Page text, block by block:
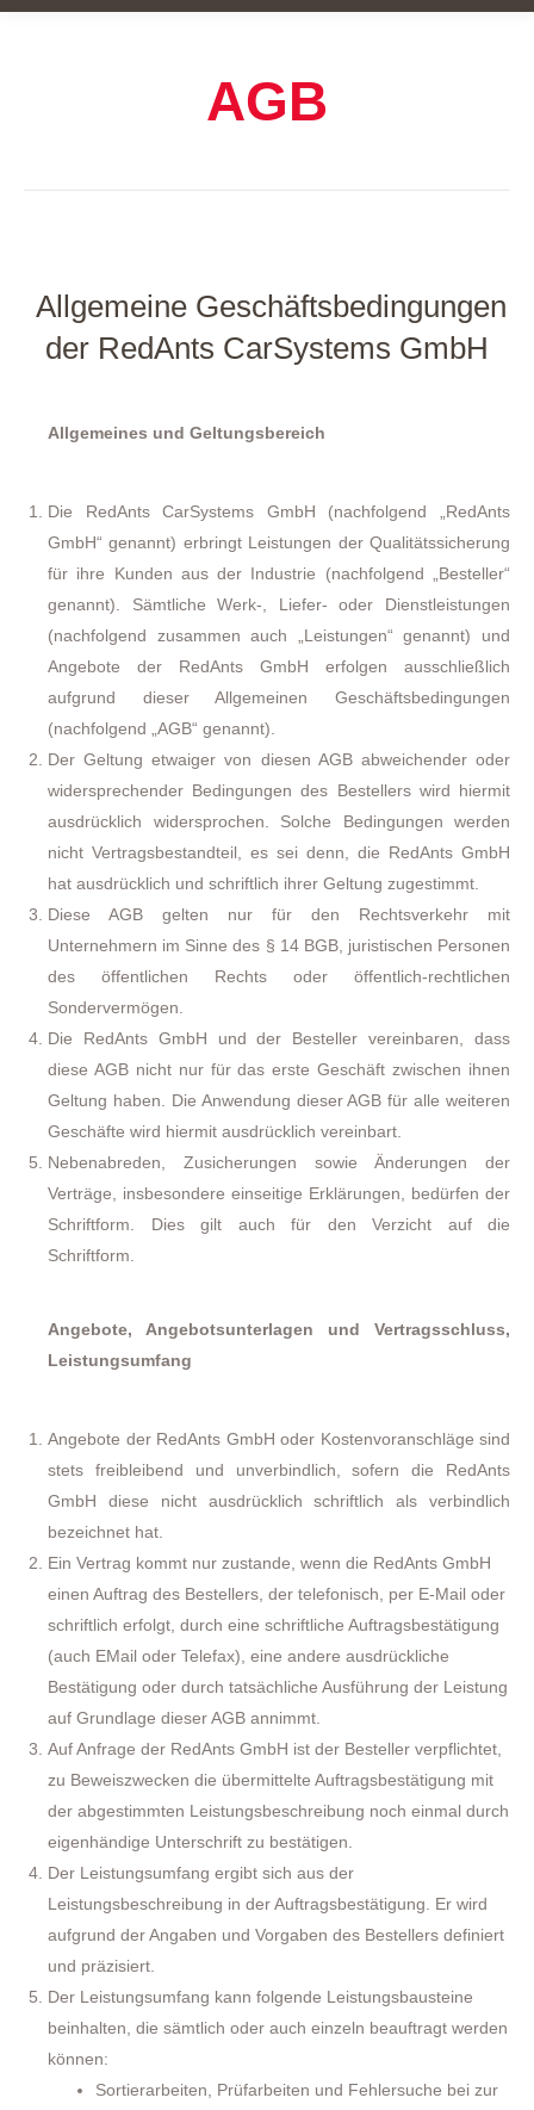
AGB
Allgemeine Geschäftsbedingungen
der RedAnts CarSystems GmbH
Allgemeines und Geltungsbereich
Die RedAnts CarSystems GmbH (nachfolgend „RedAnts
GmbH“ genannt) erbringt Leistungen der Qualitätssicherung
für ihre Kunden aus der Industrie (nachfolgend „Besteller“
genannt). Sämtliche Werk-, Liefer- oder Dienstleistungen
(nachfolgend zusammen auch „Leistungen“ genannt) und
Angebote der RedAnts GmbH erfolgen ausschließlich
aufgrund dieser Allgemeinen Geschäftsbedingungen
(nachfolgend „AGB“ genannt).
Der Geltung etwaiger von diesen AGB abweichender oder
widersprechender Bedingungen des Bestellers wird hiermit
ausdrücklich widersprochen. Solche Bedingungen werden
nicht Vertragsbestandteil, es sei denn, die RedAnts GmbH
hat ausdrücklich und schriftlich ihrer Geltung zugestimmt.
Diese AGB gelten nur für den Rechtsverkehr mit
Unternehmern im Sinne des § 14 BGB, juristischen Personen
des öffentlichen Rechts oder öffentlich-rechtlichen
Sondervermögen.
Die RedAnts GmbH und der Besteller vereinbaren, dass
diese AGB nicht nur für das erste Geschäft zwischen ihnen
Geltung haben. Die Anwendung dieser AGB für alle weiteren
Geschäfte wird hiermit ausdrücklich vereinbart.
Nebenabreden, Zusicherungen sowie Änderungen der
Verträge, insbesondere einseitige Erklärungen, bedürfen der
Schriftform. Dies gilt auch für den Verzicht auf die
Schriftform.
Angebote, Angebotsunterlagen und Vertragsschluss,
Leistungsumfang
Angebote der RedAnts GmbH oder Kostenvoranschläge sind
stets freibleibend und unverbindlich, sofern die RedAnts
GmbH diese nicht ausdrücklich schriftlich als verbindlich
bezeichnet hat.
Ein Vertrag kommt nur zustande, wenn die RedAnts GmbH
einen Auftrag des Bestellers, der telefonisch, per E-Mail oder
schriftlich erfolgt, durch eine schriftliche Auftragsbestätigung
(auch EMail oder Telefax), eine andere ausdrückliche
Bestätigung oder durch tatsächliche Ausführung der Leistung
auf Grundlage dieser AGB annimmt.
Auf Anfrage der RedAnts GmbH ist der Besteller verpflichtet,
zu Beweiszwecken die übermittelte Auftragsbestätigung mit
der abgestimmten Leistungsbeschreibung noch einmal durch
eigenhändige Unterschrift zu bestätigen.
Der Leistungsumfang ergibt sich aus der
Leistungsbeschreibung in der Auftragsbestätigung. Er wird
aufgrund der Angaben und Vorgaben des Bestellers definiert
und präzisiert.
Der Leistungsumfang kann folgende Leistungsbausteine
beinhalten, die sämtlich oder auch einzeln beauftragt werden
können:
Sortierarbeiten, Prüfarbeiten und Fehlersuche bei zur